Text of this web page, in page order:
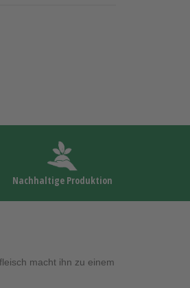
Nachhaltige Produktion
macht ihn zu einem